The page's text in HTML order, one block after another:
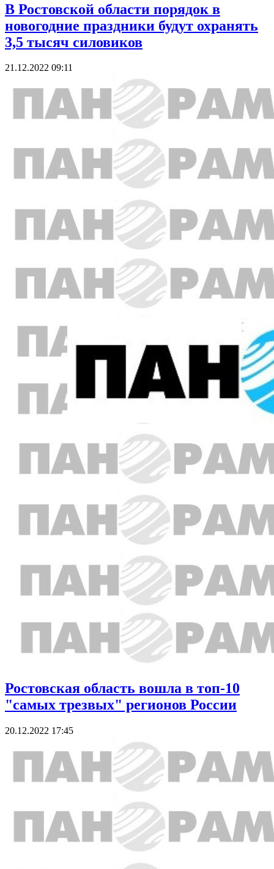
В Ростовской области порядок в
новогодние праздники будут охранять
3,5 тысяч силовиков
21.12.2022 09:11
Ростовская область вошла в топ-10
"самых трезвых" регионов России
20.12.2022 17:45